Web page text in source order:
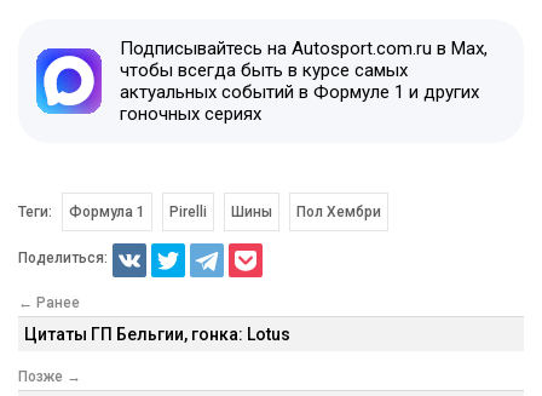
Подписывайтесь на Autosport.com.ru в Max,
чтобы всегда быть в курсе самых
актуальных событий в Формуле 1 и других
гоночных сериях
Теги: Формула 1 Pirelli Шины Пол Хембри
Поделиться:
← Ранее
Цитаты ГП Бельгии, гонка: Lotus
Позже →